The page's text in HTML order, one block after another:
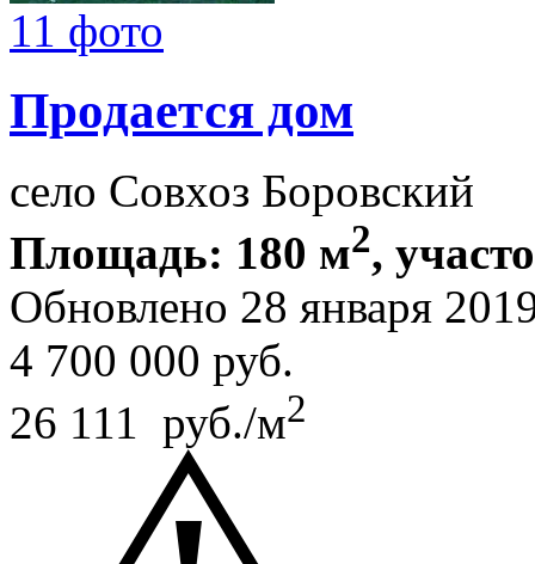
11 фото
Продается дом
село Совхоз Боровский
Площадь: 180 м2,
Обновлено 28 января
4 700 000 руб.
26 111 руб./м2